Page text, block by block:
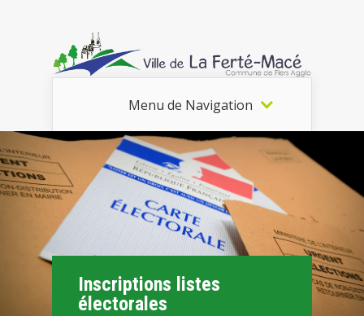
Menu de Navigation
Inscriptions listes
électorales